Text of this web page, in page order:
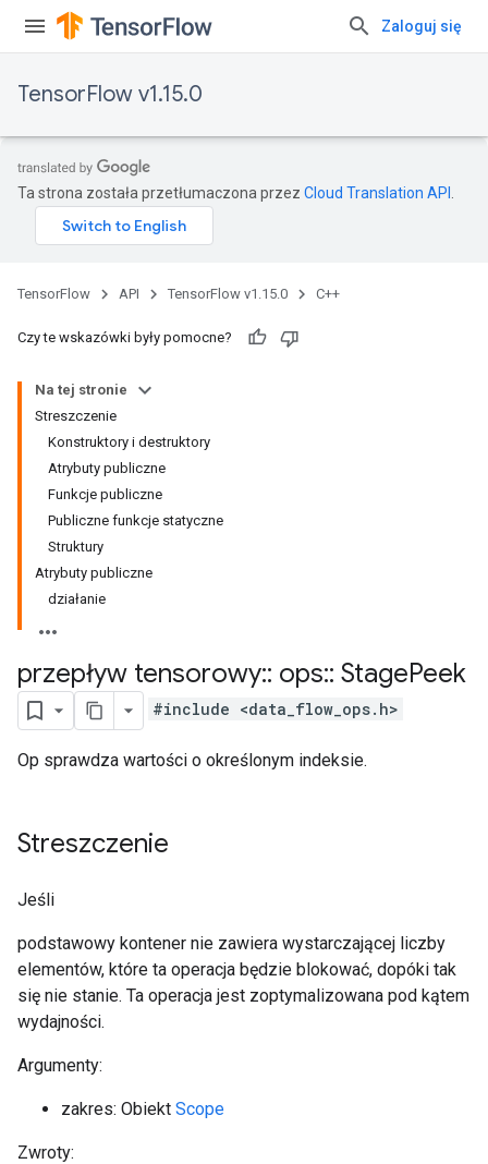
Zaloguj się
TensorFlow v1.15.0
Ta strona została przetłumaczona przez Cloud Translation API
TensorFlow API TensorFlow v1.15.0 C++
Czy te wskazówki były pomocne?
Na tej stronie
Streszczenie
Konstruktory i destruktory
Atrybuty publiczne
Funkcje publiczne
Publiczne funkcje statyczne
Struktury
Atrybuty publiczne
działanie
przepływ tensorowy:: ops:: StagePeek
#include <data_flow_ops.h>
Op sprawdza wartości o określonym indeksie.
Streszczenie
Jeśli
podstawowy kontener nie zawiera wystarczającej liczby
elementów, które ta operacja będzie blokować, dopóki tak
się nie stanie. Ta operacja jest zoptymalizowana pod kątem
wydajności.
Argumenty:
zakres: Obiekt Scope
Zwroty: